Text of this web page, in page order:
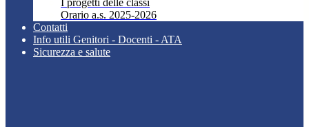
I progetti delle classi
Orario a.s. 2025-2026
Contatti
Info utili Genitori - Docenti - ATA
Sicurezza e salute